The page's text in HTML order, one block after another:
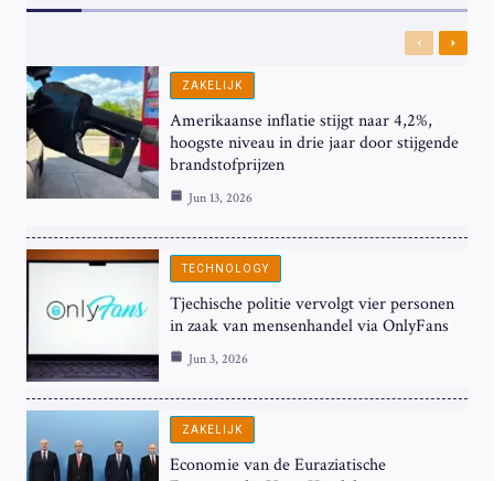
Previous
Next
ZAKELIJK
Amerikaanse inflatie stijgt naar 4,2%,
hoogste niveau in drie jaar door stijgende
brandstofprijzen
Jun 13, 2026
TECHNOLOGY
Tjechische politie vervolgt vier personen
in zaak van mensenhandel via OnlyFans
Jun 3, 2026
ZAKELIJK
Economie van de Euraziatische